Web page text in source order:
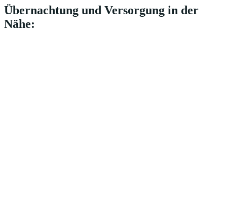
Übernachtung und Versorgung in der
Nähe: